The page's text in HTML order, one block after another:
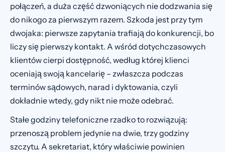
połączeń, a duża część dzwoniących nie dodzwania się
do nikogo za pierwszym razem. Szkoda jest przy tym
dwojaka: pierwsze zapytania trafiają do konkurencji, bo
liczy się pierwszy kontakt. A wśród dotychczasowych
klientów cierpi dostępność, według której klienci
oceniają swoją kancelarię – zwłaszcza podczas
terminów sądowych, narad i dyktowania, czyli
dokładnie wtedy, gdy nikt nie może odebrać.
Stałe godziny telefoniczne rzadko to rozwiązują:
przenoszą problem jedynie na dwie, trzy godziny
szczytu. A sekretariat, który właściwie powinien